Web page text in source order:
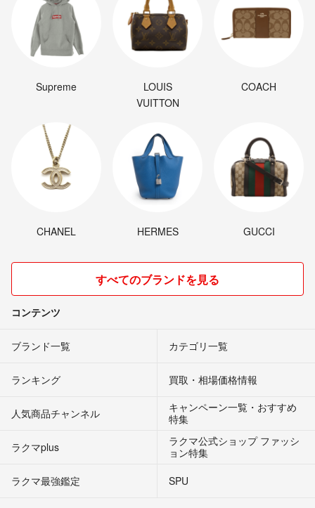
Supreme
LOUIS
VUITTON
COACH
CHANEL HERMES GUCCI
すべてのブランドを見る
コンテンツ
ブランド一覧 カテゴリ一覧
ランキング 買取・相場価格情報
人気商品チャンネル
キャンペーン一覧・おすすめ
特集
ラクマplus
ラクマ公式ショップ ファッシ
ョン特集
ラクマ最強鑑定
SPU